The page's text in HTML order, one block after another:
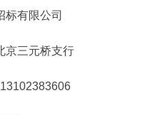
标有限公司
京三元桥支行